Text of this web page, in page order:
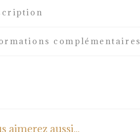
complémentaires
aimerez aussi...